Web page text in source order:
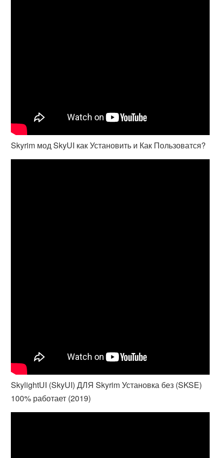
Skyrim мод SkyUI как Установить и Как Пользоватся?
SkylightUI (SkyUI) ДЛЯ Skyrim Установка без (SKSE)
100% работает (2019)